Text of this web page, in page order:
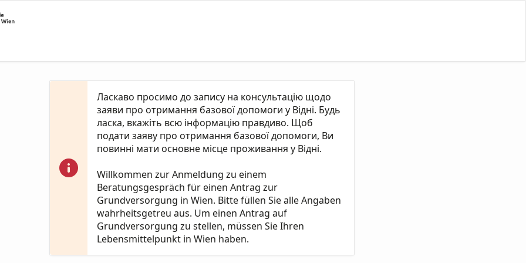
Ласкаво просимо до запису на консультацію щодо
заяви про отримання базової допомоги у Відні. Будь
ласка, вкажіть всю інформацію правдиво. Щоб
подати заяву про отримання базової допомоги, Ви
повинні мати основне місце проживання у Відні.
Willkommen zur Anmeldung zu einem
Beratungsgespräch für einen Antrag zur
Grundversorgung in Wien. Bitte füllen Sie alle Angaben
wahrheitsgetreu aus. Um einen Antrag auf
Grundversorgung zu stellen, müssen Sie Ihren
Lebensmittelpunkt in Wien haben.